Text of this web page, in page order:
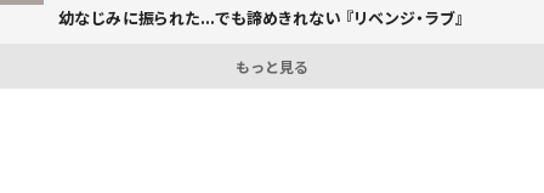
幼なじみに振られた...でも諦めきれない 『リベンジ・ラブ』
もっと見る